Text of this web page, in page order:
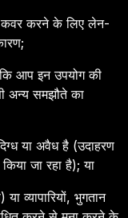
कवर करने के लिए लेन-
आप इन उपयोग की
अन्य समझौते का
या अवैध है (उदाहरण
जा रहा है); या
व्यापारियों, भुगतान